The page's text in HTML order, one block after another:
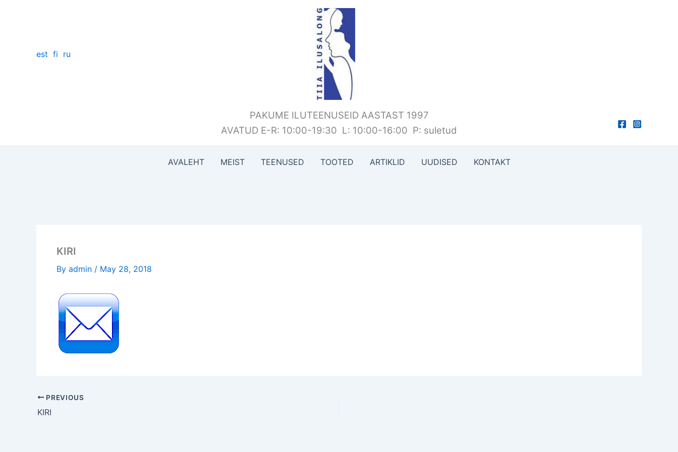
est fi ru
PAKUME ILUTEENUSEID AASTAST 1997
AVATUD E-R: 10:00-19:30 L: 10:00-16:00 P: suletud
AVALEHT MEIST TEENUSED TOOTED ARTIKLID UUDISED KONTAKT
KIRI
By admin / May 28, 2018
PREVIOUS
KIRI